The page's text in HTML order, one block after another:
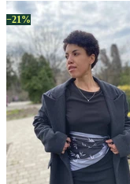
−21%